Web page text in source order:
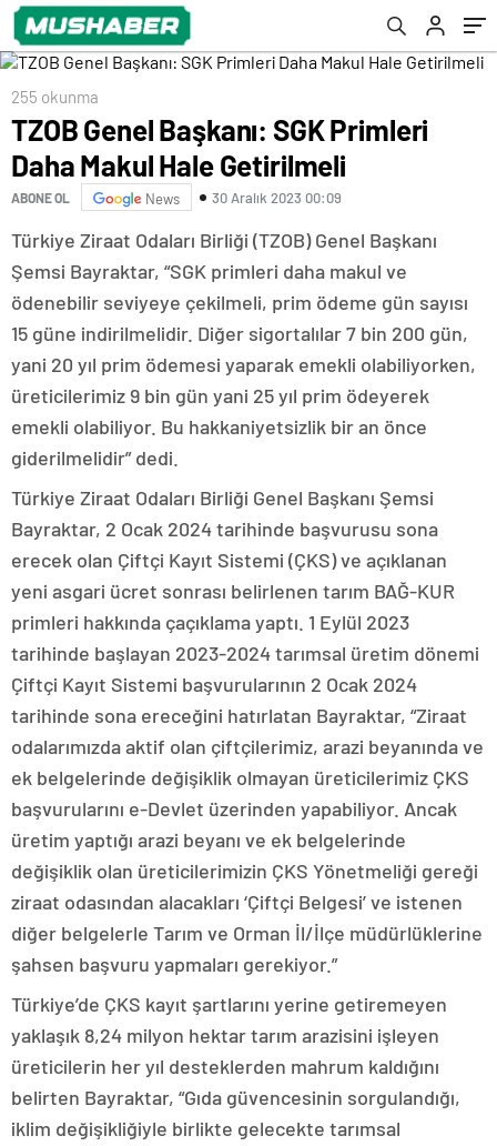
255 okunma
TZOB Genel Başkanı: SGK Primleri
Daha Makul Hale Getirilmeli
ABONE OL News 30 Aralık 2023 00:09
Türkiye Ziraat Odaları Birliği (TZOB) Genel Başkanı
Şemsi Bayraktar, “SGK primleri daha makul ve
ödenebilir seviyeye çekilmeli, prim ödeme gün sayısı
15 güne indirilmelidir. Diğer sigortalılar 7 bin 200 gün,
yani 20 yıl prim ödemesi yaparak emekli olabiliyorken,
üreticilerimiz 9 bin gün yani 25 yıl prim ödeyerek
emekli olabiliyor. Bu hakkaniyetsizlik bir an önce
giderilmelidir” dedi.
Türkiye Ziraat Odaları Birliği Genel Başkanı Şemsi
Bayraktar, 2 Ocak 2024 tarihinde başvurusu sona
erecek olan Çiftçi Kayıt Sistemi (ÇKS) ve açıklanan
yeni asgari ücret sonrası belirlenen tarım BAĞ-KUR
primleri hakkında çaçıklama yaptı. 1 Eylül 2023
tarihinde başlayan 2023-2024 tarımsal üretim dönemi
Çiftçi Kayıt Sistemi başvurularının 2 Ocak 2024
tarihinde sona ereceğini hatırlatan Bayraktar, “Ziraat
odalarımızda aktif olan çiftçilerimiz, arazi beyanında ve
ek belgelerinde değişiklik olmayan üreticilerimiz ÇKS
başvurularını e-Devlet üzerinden yapabiliyor. Ancak
üretim yaptığı arazi beyanı ve ek belgelerinde
değişiklik olan üreticilerimizin ÇKS Yönetmeliği gereği
ziraat odasından alacakları ‘Çiftçi Belgesi’ ve istenen
diğer belgelerle Tarım ve Orman İl/İlçe müdürlüklerine
şahsen başvuru yapmaları gerekiyor.”
Türkiye’de ÇKS kayıt şartlarını yerine getiremeyen
yaklaşık 8,24 milyon hektar tarım arazisini işleyen
üreticilerin her yıl desteklerden mahrum kaldığını
belirten Bayraktar, “Gıda güvencesinin sorgulandığı,
iklim değişikliğiyle birlikte gelecekte tarımsal
fuar alanını hizmete sunmayı hedefliyor